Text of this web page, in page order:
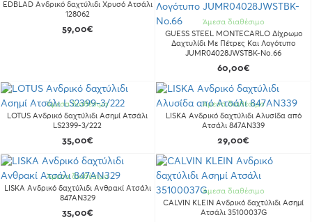
ΕDBLAD Ανδρικό δαχτύλιδι Xρυσό Ατσάλι
128062
59,00€
Άμεσα διαθέσιμο
GUESS STEEL MONTECARLO Δίχρωμο
Δαχτυλίδι Με Πέτρες Και Λογότυπο
JUMR04028JWSTBK-No.66
60,00€
Άμεσα διαθέσιμο
LOTUS Ανδρικό δαχτύλιδι Ασημί Ατσάλι
LS2399-3/222
35,00€
Άμεσα διαθέσιμο
LISKA Ανδρικό δαχτύλιδι Αλυσίδα από
Ατσάλι 847AN339
29,00€
Άμεσα διαθέσιμο
LISKA Ανδρικό δαχτύλιδι Ανθρακί Ατσάλι
847AN329
35,00€
Άμεσα διαθέσιμο
CALVIN KLEIN Ανδρικό δαχτύλιδι Ασημί
Ατσάλι 35100037G